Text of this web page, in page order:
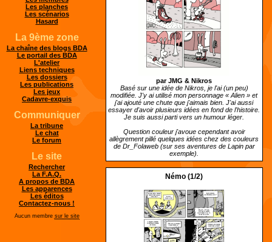
par JMG &Nikros
Basé sur une idée de Nikros, je l'ai (un peu)
modifiée. J'y ai utilisé mon personnage « Alien » et
j'ai ajouté une chute que j'aimais bien. J'ai aussi
essayer d'avoir plusieurs idées en fond de l'histoire.
Je suis aussi parti vers un humour léger.
Question couleur j'avoue cependant avoir
allègrement pillé quelques idées chez des couleurs
de Dr_Folaweb (sur ses aventures de Lapin par
exemple).
Némo (1/2)
Les planches
Les scénarios
Hasard
La 9ème zone
La chaîne des blogs BDA
Le portail des BDA
L'atelier
Liens techniques
Les dossiers
Les publications
Les jeux
Cadavre-exquis
Communiquer
La tribune
Le chat
Le forum
Le site
Rechercher
La F.A.Q.
A propos de BDA
Les apparences
Les éditos
Contactez-nous !
Aucun membre sur le site